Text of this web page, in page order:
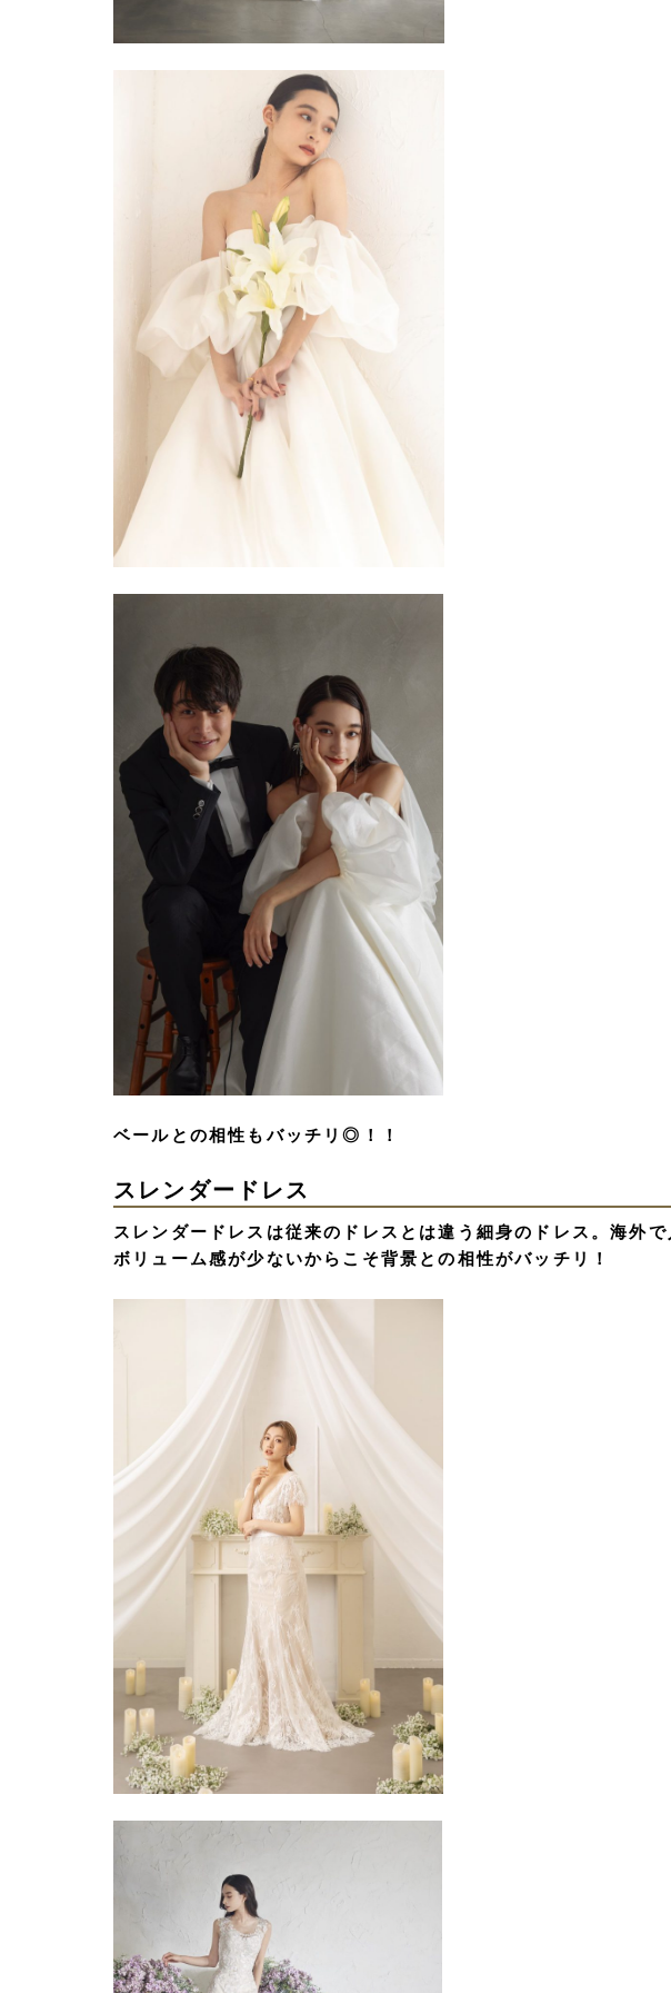
ベールとの相性もバッチリ◎！！
スレンダードレス
スレンダードレスは従来のドレスとは違う細身のドレス。海外
ボリューム感が少ないからこそ背景との相性がバッチリ！